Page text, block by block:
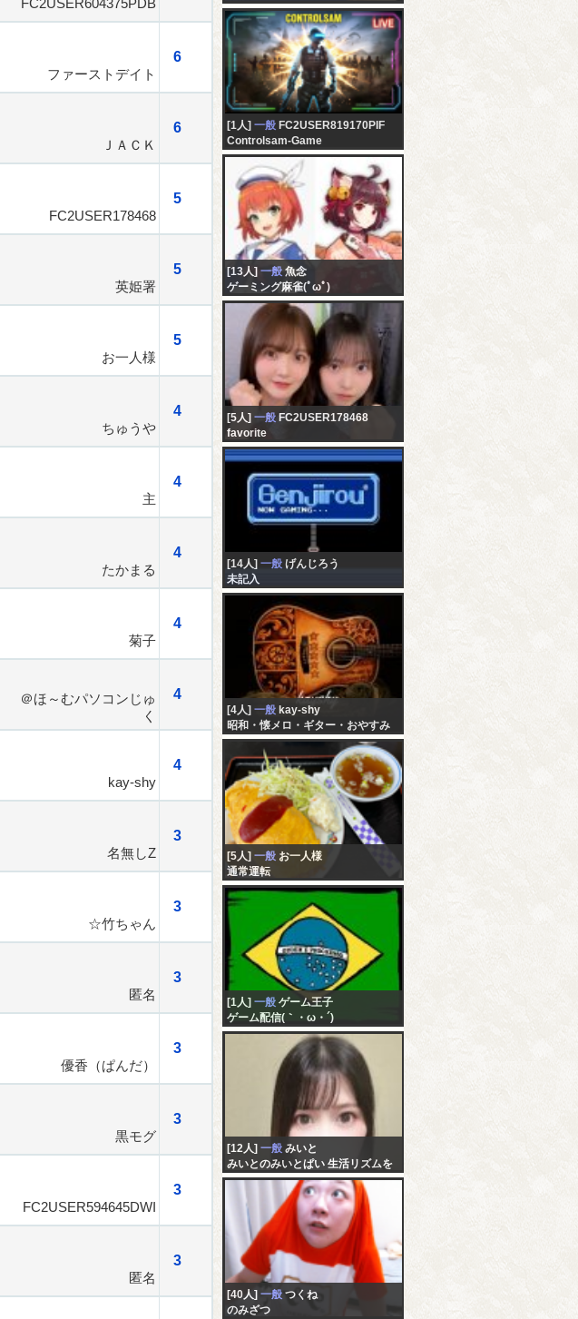
FC2USER604375PDB
6
ファーストデイト
6
ＪＡＣＫ
5
FC2USER178468
5
英姫署
5
お一人様
4
ちゅうや
4
主
4
たかまる
4
菊子
4
＠ほ～むパソコンじゅ
く
4
kay-shy
3
名無しZ
3
☆竹ちゃん
3
匿名
3
優香（ぱんだ）
3
黒モグ
3
FC2USER594645DWI
3
匿名
[1人] 一般 FC2USER819170PIF
Controlsam-Game
[13人] 一般 魚念
ゲーミング麻雀(ﾟωﾟ)
[5人] 一般 FC2USER178468
favorite
[14人] 一般 げんじろう
未記入
[4人] 一般 kay-shy
昭和・懐メロ・ギター・おやすみ
処！
[5人] 一般 お一人様
通常運転
[1人] 一般 ゲーム王子
ゲーム配信(｀・ω・´)
[12人] 一般 みいと
みいとのみいとぱい 生活リズムを
戻したい 仕事行きたくない
[40人] 一般 つくね
のみざつ